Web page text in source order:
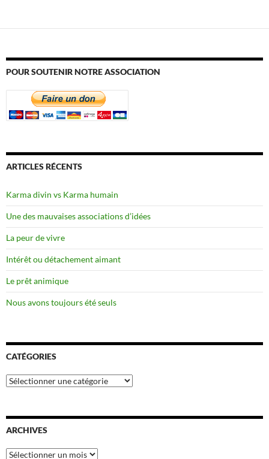
POUR SOUTENIR NOTRE ASSOCIATION
ARTICLES RÉCENTS
Karma divin vs Karma humain
Une des mauvaises associations d’idées
La peur de vivre
Intérêt ou détachement aimant
Le prêt animique
Nous avons toujours été seuls
CATÉGORIES
Catégories
ARCHIVES
Archives